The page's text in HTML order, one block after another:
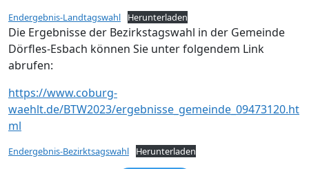
Endergebnis-Landtagswahl Herunterladen
Die Ergebnisse der Bezirkstagswahl in der Gemeinde
Dörfles-Esbach können Sie unter folgendem Link
abrufen:
https://www.coburg-
waehlt.de/BTW2023/ergebnisse_gemeinde_09473120.ht
ml
Endergebnis-Bezirktsagswahl Herunterladen